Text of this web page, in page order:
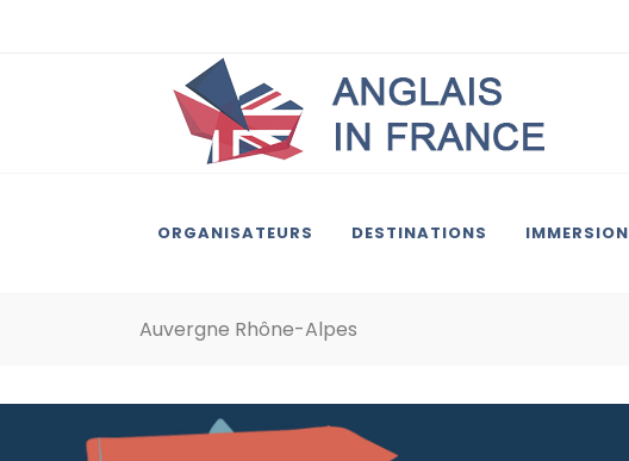
ORGANISATEURS DESTINATIONS IMMERSION
Auvergne Rhône-Alpes